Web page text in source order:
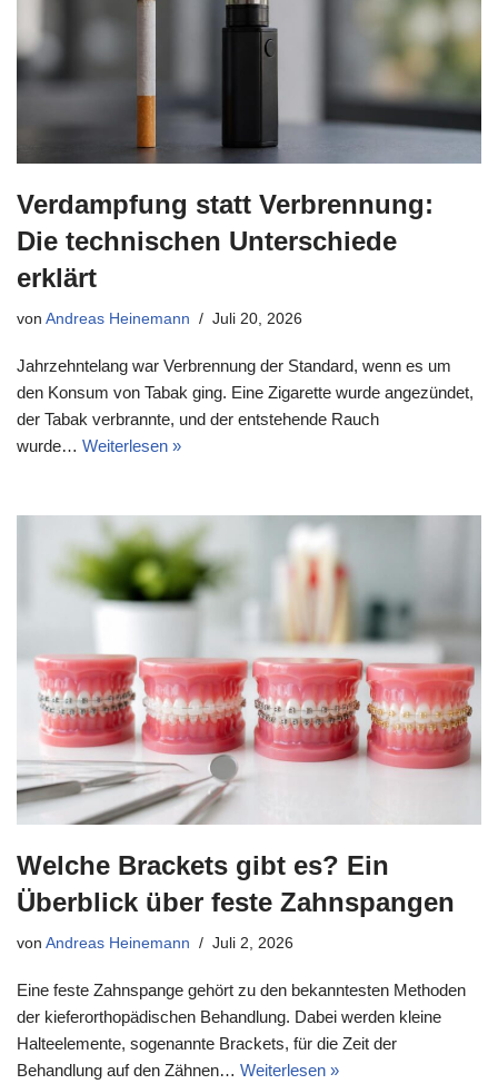
Verdampfung statt Verbrennung:
Die technischen Unterschiede
erklärt
von Andreas Heinemann Juli 20, 2026
Jahrzehntelang war Verbrennung der Standard, wenn es um
den Konsum von Tabak ging. Eine Zigarette wurde angezündet,
der Tabak verbrannte, und der entstehende Rauch
wurde… Weiterlesen »
Welche Brackets gibt es? Ein
Überblick über feste Zahnspangen
von Andreas Heinemann Juli 2, 2026
Eine feste Zahnspange gehört zu den bekanntesten Methoden
der kieferorthopädischen Behandlung. Dabei werden kleine
Halteelemente, sogenannte Brackets, für die Zeit der
Behandlung auf den Zähnen… Weiterlesen »